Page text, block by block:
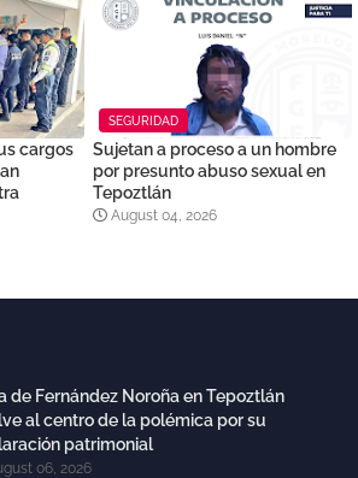
cargos
SEGURIDAD
Sujetan a proceso a un hombre
por presunto abuso sexual en
Tepoztlán
August 04, 2026
de Fernández Noroña en Tepoztlán
al centro de la polémica por su
patrimonial
06, 2026